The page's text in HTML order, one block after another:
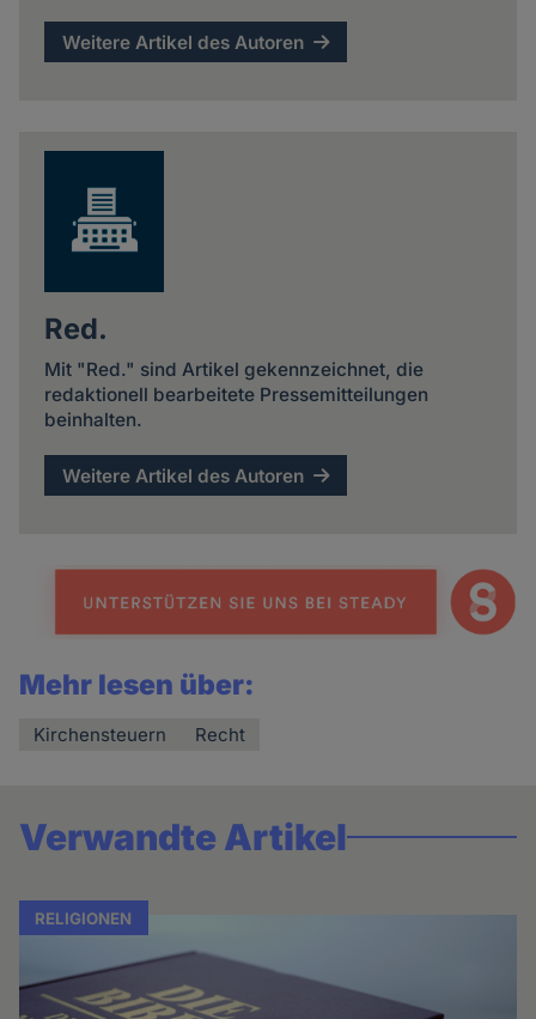
Weitere Artikel des Autoren
Red.
Mit "Red." sind Artikel gekennzeichnet, die
redaktionell bearbeitete Pressemitteilungen
beinhalten.
Weitere Artikel des Autoren
Mehr lesen über:
Kirchensteuern Recht
Verwandte Artikel
RELIGIONEN